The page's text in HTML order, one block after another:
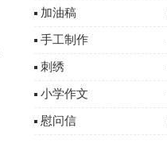
加油稿
手工制作
刺绣
小学作文
慰问信